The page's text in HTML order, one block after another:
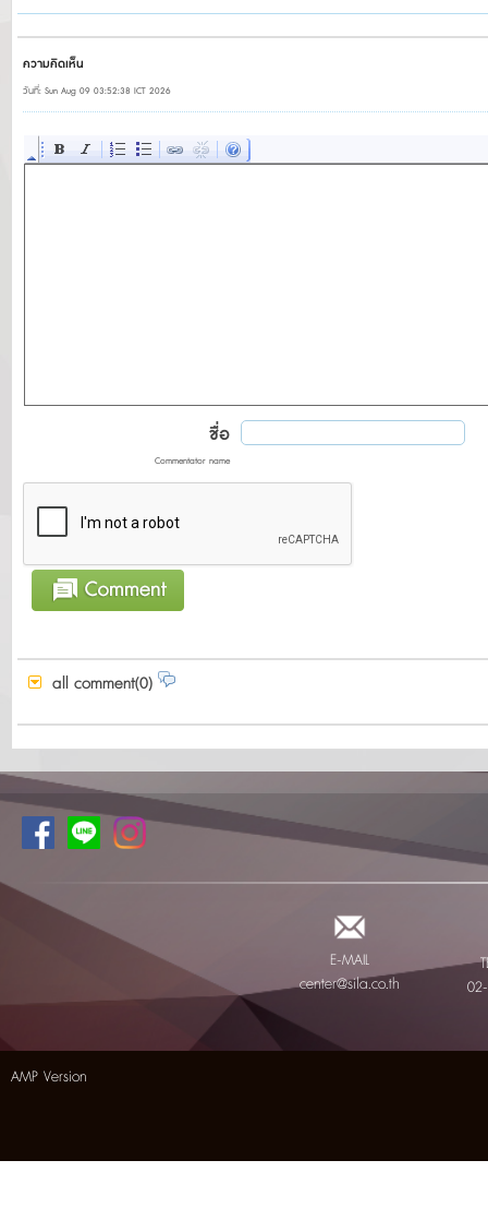
ความคิดเห็น
วันที่: Sun Aug 09 03:52:38 ICT 2026
ชื่อ
Commentator name
all comment(0)
E-MAIL
center@sila.co.th
AMP Version